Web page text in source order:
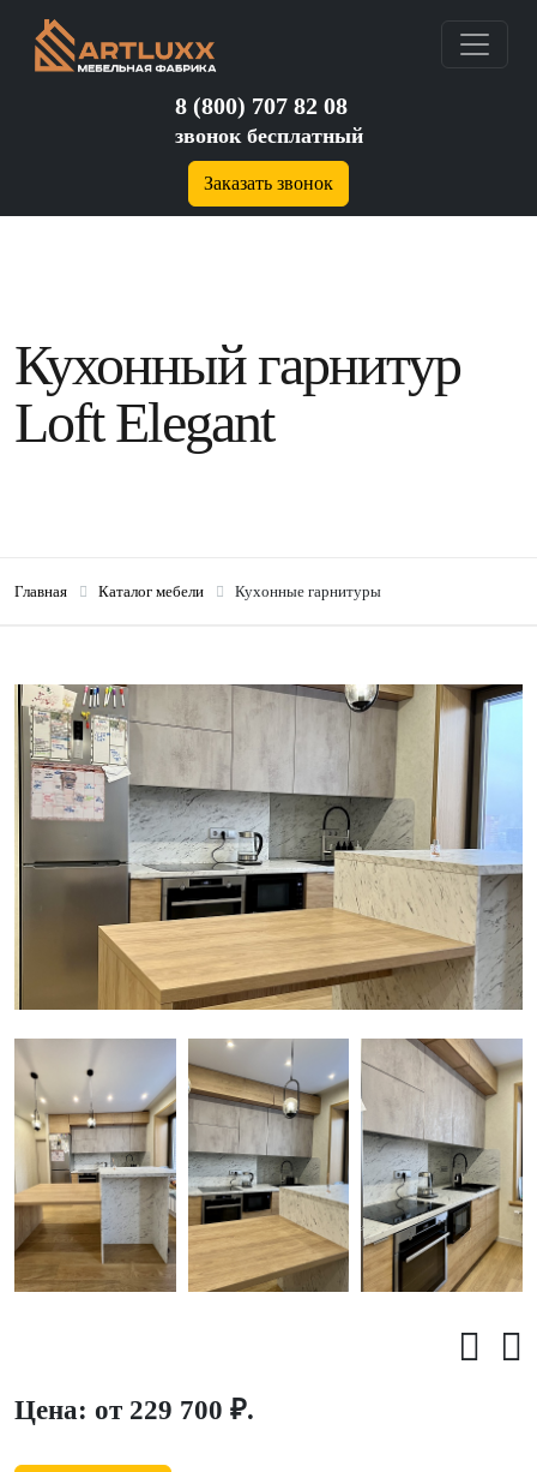
8 (800) 707 82 08
звонок бесплатный
Заказать звонок
Кухонный гарнитур
Loft Elegant
Главная Каталог мебели Кухонные гарнитуры
Цена: от 229 700 ₽.